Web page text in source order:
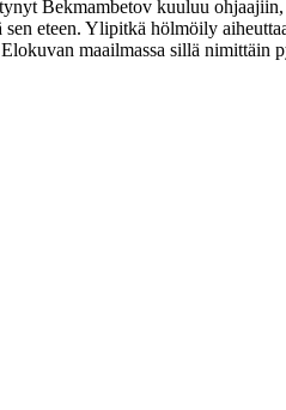
Bekmambetov kuuluu
eteen. Ylipitkä hölmöily
maailmassa sillä nimittäin